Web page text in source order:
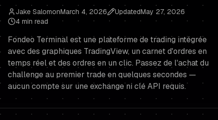
Jake SalomonMarch 4, 2026 UpdatedMay 27, 2026
4 min read
Fondeo Terminal est une plateforme de trading intégrée
avec des graphiques TradingView, un carnet d'ordres en
temps réel et des ordres en un clic. Passez de l'achat du
challenge au premier trade en quelques secondes —
aucun compte sur une exchange ni clé API requis.